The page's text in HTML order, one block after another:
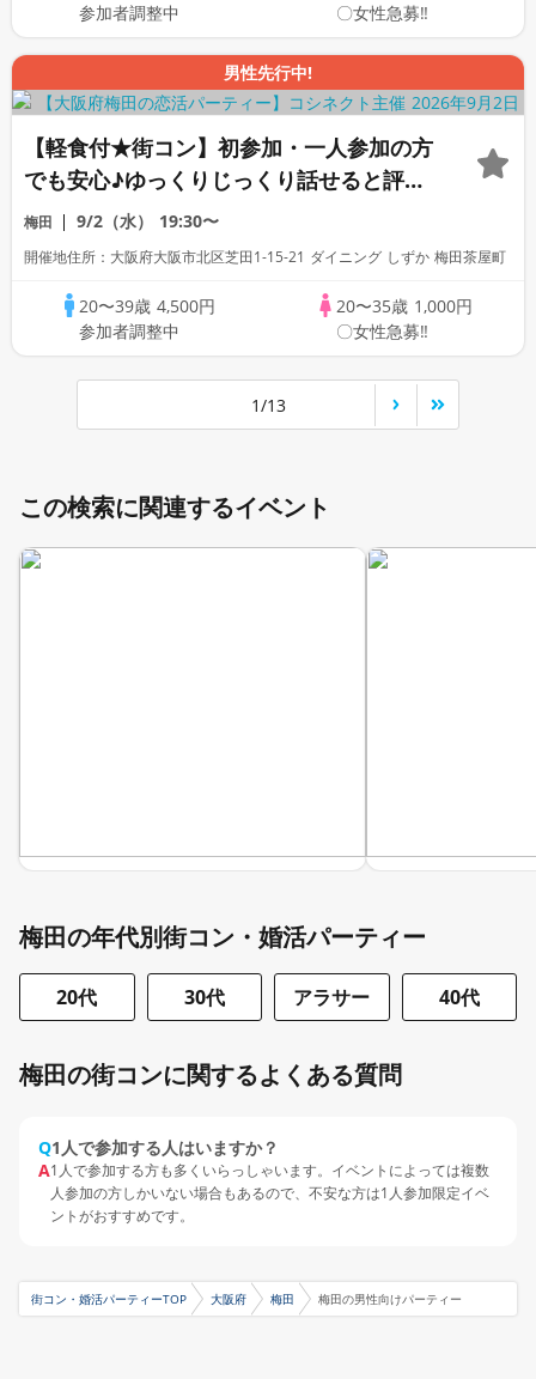
参加者調整中
〇女性急募‼
男性先行中!
【軽食付★街コン】初参加・一人参加の方
でも安心♪ゆっくりじっくり話せると評判
の恋活合コンパーティー！
梅田 9/2（水） 19:30〜
開催地住所：大阪府大阪市北区芝田1-15-21 ダイニング しずか 梅田茶屋町
20〜39歳 4,500円
参加者調整中
20〜35歳 1,000円
〇女性急募‼
1/13
この検索に関連するイベント
梅田の年代別街コン・婚活パーティー
20代 30代 アラサー 40代
梅田の街コンに関するよくある質問
Q1人で参加する人はいますか？
A1人で参加する方も多くいらっしゃいます。イベントによっては複数
人参加の方しかいない場合もあるので、不安な方は1人参加限定イベ
ントがおすすめです。
街コン・婚活パーティーTOP 大阪府 梅田 梅田の男性向けパーティー